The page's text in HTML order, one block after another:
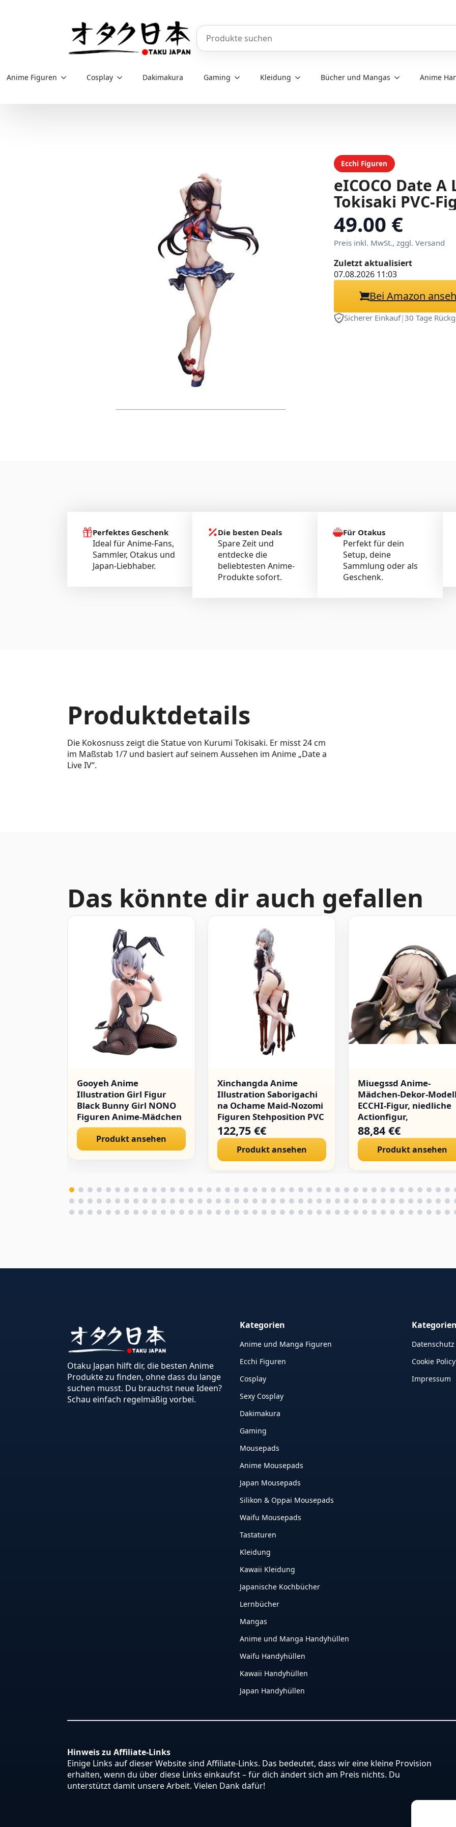
Produkte durchsuchen
Anime Figuren Cosplay Dakimakura Gaming Kleidung Bücher und Mangas Anime
Ecchi Figuren
eICOCO Date
Tokisaki PVC-
49.00 €
Preis inkl. MwSt., zggl. Versand
Zuletzt aktualisiert
07.08.2026 11:03
Bei Amazon
Sicherer Einkauf|30 Tage
Perfektes Geschenk
Ideal für Anime-Fans,
Sammler, Otakus und
Japan-Liebhaber.
Die besten Deals
Spare Zeit und
entdecke die
beliebtesten Anime-
Produkte sofort.
Für Otakus
Perfekt für dein
Setup, deine
Sammlung oder als
Geschenk.
Produktdetails
Die Kokosnuss zeigt die Statue von Kurumi Tokisaki. Er misst 24 cm
im Maßstab 1/7 und basiert auf seinem Aussehen im Anime „Date a
Live IV“.
Das könnte dir auch gefallen
Gooyeh Anime
Illustration Girl Figur
Black Bunny Girl NONO
Figuren Anime-Mädchen
Manga Character Model
Statue Kniendes Desktop
Dekoration
Sammlerstücke Geschenk
Produkt ansehen
Xinchangda Anime
Illustration Saborigachi
na Ochame Maid-Nozomi
Figuren Stehposition PVC
Modell Original Malerei
Figur Ornamente
Desktop Dekoration
122,75 €€
Produkt ansehen
Miuegssd Anime-
Mädchen-Dekor-
ECCHI-Figur, niedliche
Actionfigur,
Erwachsenenkollektion,
Henati-
30 cm
88,84 €€
Produkt ansehen
Otaku Japan hilft dir, die besten Anime
Produkte zu finden, ohne dass du lange
suchen musst. Du brauchst neue Ideen?
Schau einfach regelmäßig vorbei.
Kategorien
Anime und Manga Figuren
Ecchi Figuren
Cosplay
Sexy Cosplay
Dakimakura
Gaming
Mousepads
Anime Mousepads
Japan Mousepads
Silikon & Oppai Mousepads
Waifu Mousepads
Tastaturen
Kleidung
Kawaii Kleidung
Japanische Kochbücher
Lernbücher
Mangas
Anime und Manga Handyhüllen
Waifu Handyhüllen
Kawaii Handyhüllen
Japan Handyhüllen
Kategorien
Datenschutz
Cookie
Impressum
Hinweis zu Affiliate-Links
Einige Links auf dieser Website sind Affiliate-Links. Das bedeutet, dass wir eine kleine Provision
erhalten, wenn du über diese Links einkaufst – für dich ändert sich am Preis nichts. Du
unterstützt damit unsere Arbeit. Vielen Dank dafür!